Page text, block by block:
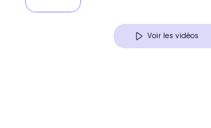
Voir les vidéos